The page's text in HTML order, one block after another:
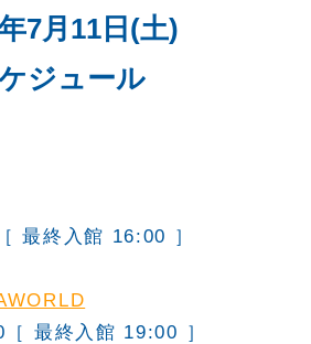
7月11日(土)
ジュール
［ 最終入館 16:00 ］
最終入館 19:00 ］